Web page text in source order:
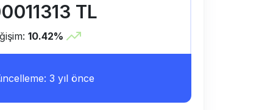
TL
10.42%
3 yıl önce